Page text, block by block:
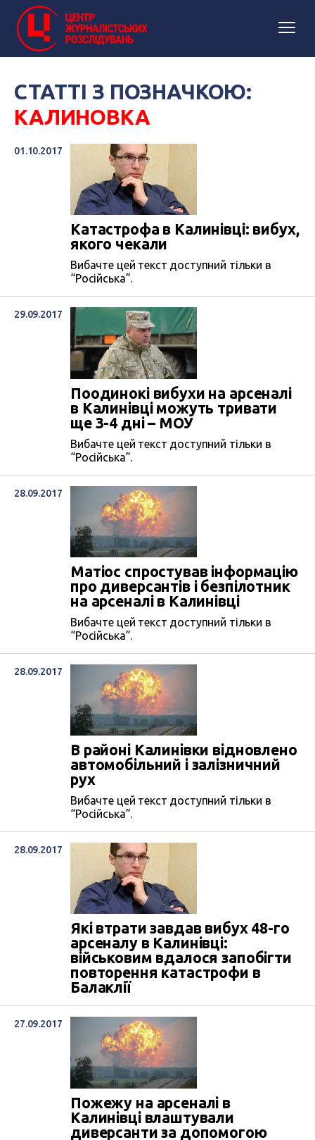
СТАТТІ З ПОЗНАЧКОЮ:
КАЛИНОВКА
01.10.2017
Катастрофа в Калинівці: вибух,
якого чекали
Вибачте цей текст доступний тільки в
“Російська”.
29.09.2017
Поодинокі вибухи на арсеналі
в Калинівці можуть тривати
ще 3-4 дні – МОУ
Вибачте цей текст доступний тільки в
“Російська”.
28.09.2017
Матіос спростував інформацію
про диверсантів і безпілотник
на арсеналі в Калинівці
Вибачте цей текст доступний тільки в
“Російська”.
28.09.2017
В районі Калинівки відновлено
автомобільний і залізничний
рух
Вибачте цей текст доступний тільки в
“Російська”.
28.09.2017
Які втрати завдав вибух 48-го
арсеналу в Калинівці:
військовим вдалося запобігти
повторення катастрофи в
Балаклії
27.09.2017
Пожежу на арсеналі в
Калинівці влаштували
диверсанти за допомогою